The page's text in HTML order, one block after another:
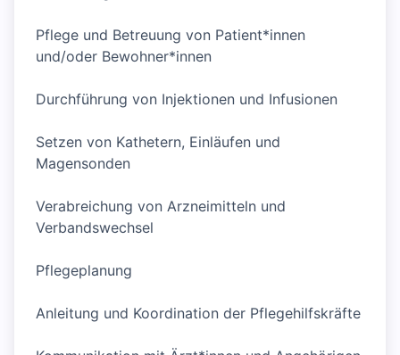
Pflege und Betreuung von Patient*innen
und/oder Bewohner*innen
Durchführung von Injektionen und Infusionen
Setzen von Kathetern, Einläufen und
Magensonden
Verabreichung von Arzneimitteln und
Verbandswechsel
Pflegeplanung
Anleitung und Koordination der Pflegehilfskräfte